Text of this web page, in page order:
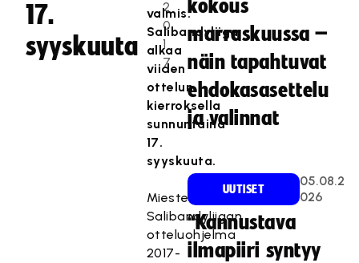
17.
syyskuuta
2
0
1
7
valmis.
Salibandyliiga
alkaa
viiden
ottelun
kierroksella
sunnuntaina
17.
syyskuuta.
Miesten
Salibandyliigan
otteluohjelma
2017-
kokous
marraskuussa –
näin tapahtuvat
ehdokasasettelu
ja valinnat
UUTISET
05.08.2
026
“Kannustava
ilmapiiri syntyy